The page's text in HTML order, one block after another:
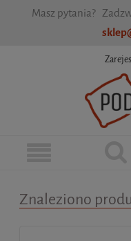
Masz pytania?
Znaleziono